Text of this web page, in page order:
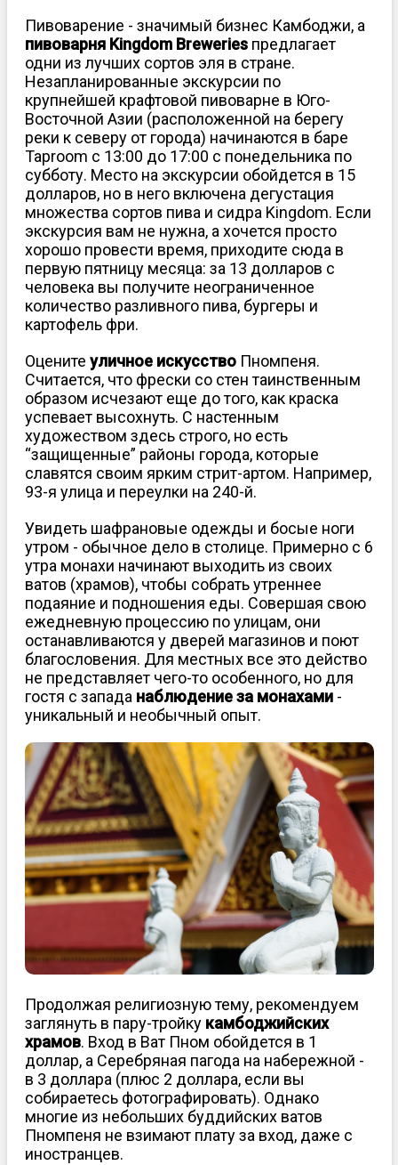
Пивоварение - значимый бизнес Камбоджи, а
пивоварня Kingdom Breweriesпредлагает
одни из лучших сортов эля в стране.
Незапланированные экскурсии по
крупнейшей крафтовой пивоварне в Юго-
Восточной Азии (расположенной на берегу
реки к северу от города) начинаются в баре
Taproom с 13:00 до 17:00 с понедельника по
субботу. Место на экскурсии обойдется в 15
долларов, но в него включена дегустация
множества сортов пива и сидра Kingdom. Если
экскурсия вам не нужна, а хочется просто
хорошо провести время, приходите сюда в
первую пятницу месяца: за 13 долларов с
человека вы получите неограниченное
количество разливного пива, бургеры и
картофель фри.
Оцените уличное искусствоПномпеня.
Считается, что фрески со стен таинственным
образом исчезают еще до того, как краска
успевает высохнуть. С настенным
художеством здесь строго, но есть
“защищенные” районы города, которые
славятся своим ярким стрит-артом. Например,
93-я улица и переулки на 240-й.
Увидеть шафрановые одежды и босые ноги
утром - обычное дело в столице. Примерно с 6
утра монахи начинают выходить из своих
ватов (храмов), чтобы собрать утреннее
подаяние и подношения еды. Совершая свою
ежедневную процессию по улицам, они
останавливаются у дверей магазинов и поют
благословения. Для местных все это действо
не представляет чего-то особенного, но для
гостя с запада наблюдение за монахами-
уникальный и необычный опыт.
Продолжая религиозную тему, рекомендуем
заглянуть в пару-тройку камбоджийских
храмов. Вход в Ват Пном обойдется в 1
доллар, а Серебряная пагода на набережной -
в 3 доллара (плюс 2 доллара, если вы
собираетесь фотографировать). Однако
многие из небольших буддийских ватов
Пномпеня не взимают плату за вход, даже с
иностранцев.